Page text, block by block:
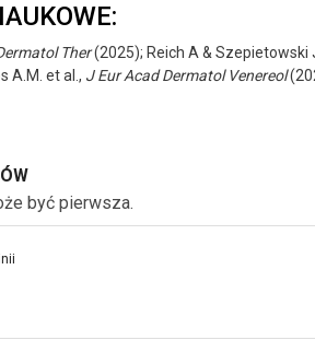
Ther(2025); Reich A & Szepietowski
A.M. et al., J Eur Acad Dermatol Venereol
być pierwsza.